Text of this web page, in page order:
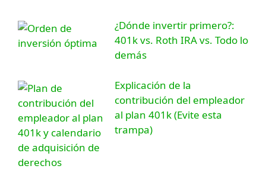
¿Dónde invertir primero?:
401k vs. Roth IRA vs. Todo lo
demás
Explicación de la
contribución del empleador
al plan 401k (Evite esta
trampa)